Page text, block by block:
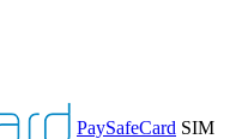
PaySafeCard SIM